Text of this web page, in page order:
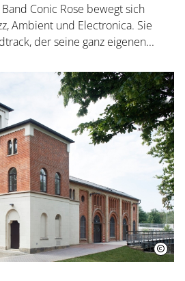
Conic Rose bewegt sich
Ambient und Electronica. Sie
der seine ganz eigenen...